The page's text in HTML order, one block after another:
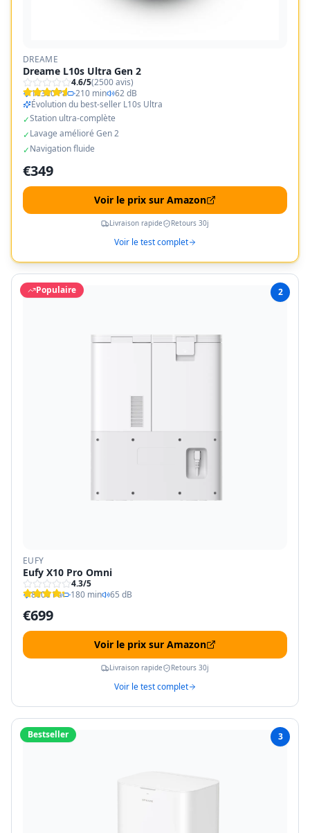
DREAME
Dreame L10s Ultra Gen 2
4.6/5(2500avis)
10300 Pa
210 min
62 dB
Évolution du best-seller L10s Ultra
✓Station ultra-complète
✓Lavage amélioré Gen 2
✓Navigation fluide
€349
Voir le prix sur Amazon
Livraison rapide Retours 30j
Voir le test complet
2
Populaire
EUFY
Eufy X10 Pro Omni
4.3/5
8000 Pa
180 min 65 dB
€699
Voir le prix sur Amazon
Livraison rapide Retours 30j
Voir le test complet
Bestseller 3